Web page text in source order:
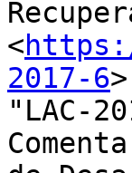
<
2017-6>
"LAC-